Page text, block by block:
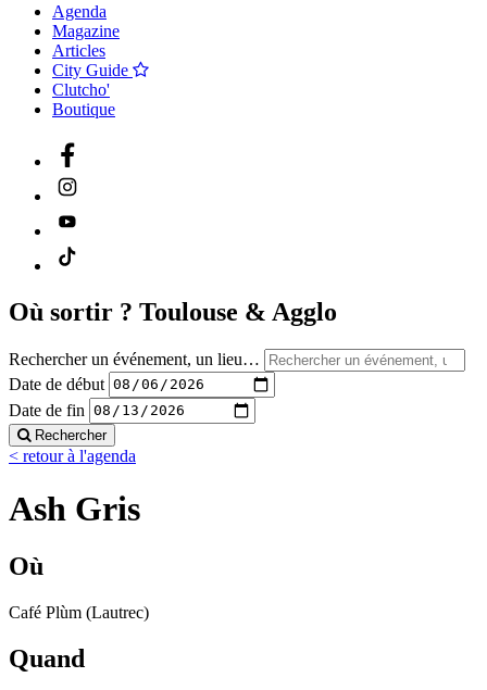
Agenda
Magazine
Articles
City Guide
Clutcho'
Boutique
Où sortir ? Toulouse & Agglo
Rechercher un événement, un lieu…
Date de début
Date de fin
Rechercher
< retour à l'agenda
Ash Gris
Où
Café Plùm (Lautrec)
Quand